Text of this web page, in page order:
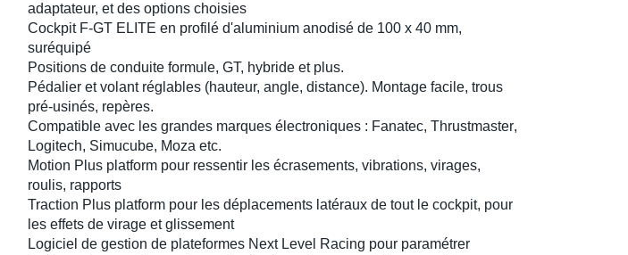
adaptateur, et des options choisies
Cockpit F-GT ELITE en profilé d'aluminium anodisé de 100 x 40 mm,
suréquipé
Positions de conduite formule, GT, hybride et plus.
Pédalier et volant réglables (hauteur, angle, distance). Montage facile, trous
pré-usinés, repères.
Compatible avec les grandes marques électroniques : Fanatec, Thrustmaster,
Logitech, Simucube, Moza etc.
Motion Plus platform pour ressentir les écrasements, vibrations, virages,
roulis, rapports
Traction Plus platform pour les déplacements latéraux de tout le cockpit, pour
les effets de virage etglissement
Logiciel de gestion de plateformes Next Level Racing pour paramétrer